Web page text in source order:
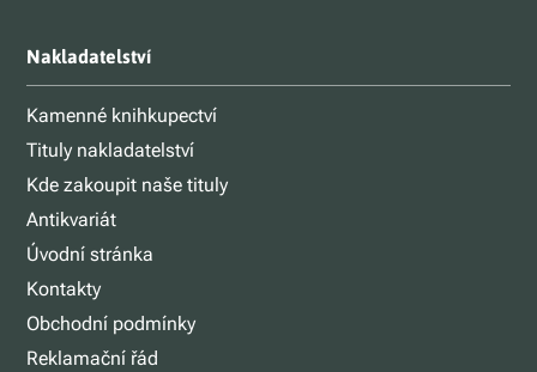
Nakladatelství
Kamenné knihkupectví
Tituly nakladatelství
Kde zakoupit naše tituly
Antikvariát
Úvodní stránka
Kontakty
Obchodní podmínky
Reklamační řád